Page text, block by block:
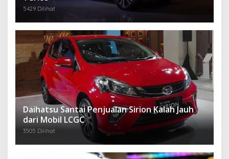
5429 Dilihat
Daihatsu Santai Penjualan Sirion Kalah Jauh
dari Mobil LCGC
3505 Dilihat